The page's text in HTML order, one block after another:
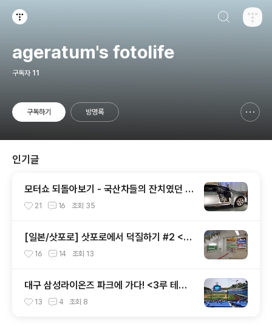
ageratum's fotolife
구독자 11
구독하기 방명록
인기글
모터쇼 되돌아보기 - 국산차들의 잔치였던 2
002 서울모터쇼
21 16 조회 35
[일본/삿포로] 삿포로에서 덕질하기 #2 <애
니메이트 주변>
16 14 조회 13
대구 삼성라이온즈 파크에 가다! <3루 테이
블석(T3-1구역 10열) 시야>
13 4 조회 8